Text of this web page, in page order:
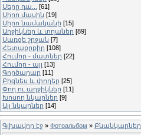
Սերը դա...
[61]
Սիրո մասին [19]
Սիրո նամականի [15]
Աղջիկներ և տղաներ [89]
Սառցե շրջան [7]
Հետաքրքիր [108]
Հումոր - մատներ [22]
Հումոր - այլ [13]
Գործարար [11]
Բիզնես և փողեր [25]
Փող ու աղջիկներ [11]
Խոսող նկարներ [9]
Այլ նկարներ [14]
Գլխավոր էջ » Фотоальбом » Բնանկարներ